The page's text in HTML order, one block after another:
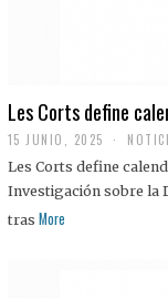
Les Corts define
15 JUNIO, 2025
Les Corts define
Investigación sobre la
tras More